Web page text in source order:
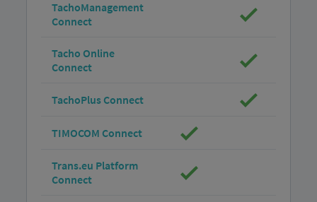
TachoManagement
Connect
Tacho Online
Connect
TachoPlus Connect
TIMOCOM Connect
Trans.eu Platform
Connect